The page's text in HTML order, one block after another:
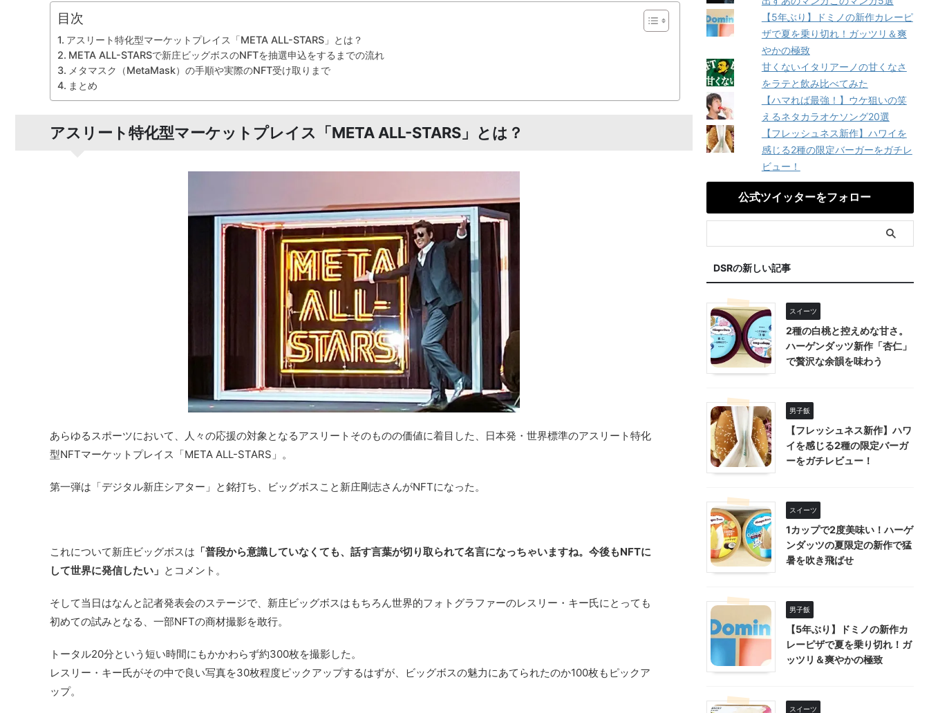
目次
アスリート特化型マーケットプレイス「META ALL-STARS」とは？
META ALL-STARSで新庄ビッグボスのNFTを抽選申込をするまでの流れ
メタマスク（MetaMask）の手順や実際のNFT受け取りまで
まとめ
アスリート特化型マーケットプレイス「META ALL-STARS」とは？
あらゆるスポーツにおいて、人々の応援の対象となるアスリートそのものの価値に着目した、日本発・世界標準のアスリート特化
型NFTマーケットプレイス「META ALL-STARS」。
第一弾は「デジタル新庄シアター 」と銘打ち、ビッグボスこと 新庄剛志さんがNFTになった。
これについて新庄ビッグボスは 「普段から意識していなくても、 話す言葉が切り取られて名言になっちゃいますね。 今後もNFTに
して世界に発信したい 」 とコメント。
そして当日はなんと記者発表会のステージで、新庄ビッグボスはもちろん世界的フォトグラファーのレスリー・キー氏にとっても
初めての試みとなる、一部NFTの商材撮影を敢行。
トータル20分という短い時間にもかかわらず約300枚を撮影した。
レスリー・キー氏がその中で良い写真を30枚程度ピックアップするはずが、ビッグボスの魅力にあてられたのか100枚もピックア
ップ。
【5年ぶり】ドミノの新作カレーピ
ザで夏を乗り切れ！ガッツリ＆爽
やかの極致
甘くないイタリアーノの甘くなさ
をラテと飲み比べてみた
【ハマれば最強！】ウケ狙いの笑
えるネタカラオケソング20選
【フレッシュネス新作】ハワイを
感じる2種の限定バーガーをガチレ
ビュー！
公式ツイッターをフォロー
DSRの新しい記事
スイーツ
2種の白桃と控えめな甘さ。
ハーゲンダッツ新作「杏仁」
で贅沢な余韻を味わう
男子飯
【フレッシュネス新作】ハワ
イを感じる2種の限定バーガ
ーをガチレビュー！
スイーツ
1カップで2度美味い！ハーゲ
ンダッツの夏限定の新作で猛
暑を吹き飛ばせ
男子飯
【5年ぶり】ドミノの新作カ
レーピザで夏を乗り切れ！ガ
ッツリ＆爽やかの極致
スイーツ